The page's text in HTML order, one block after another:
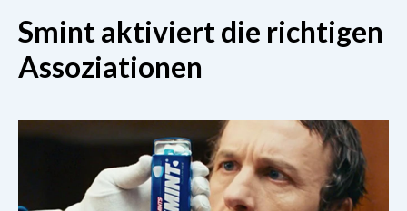
Smint aktiviert die richtigen
Assoziationen